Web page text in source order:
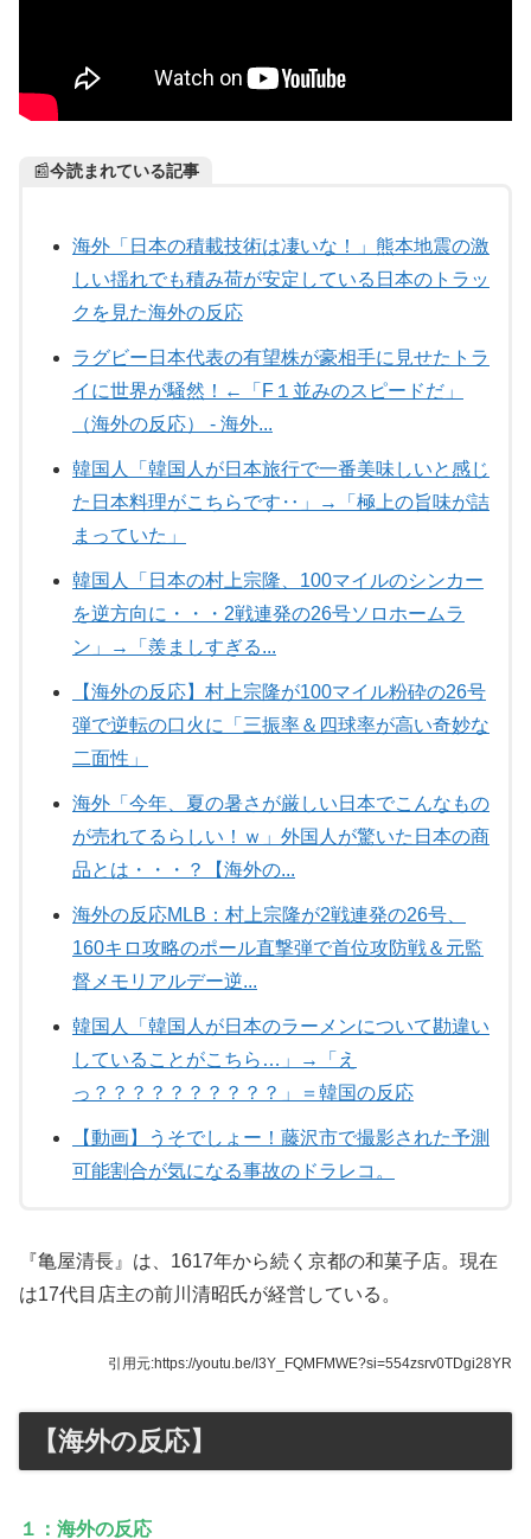
📰今読まれている記事
海外「日本の積載技術は凄いな！」熊本地震の激
しい揺れでも積み荷が安定している日本のトラッ
クを見た海外の反応
ラグビー日本代表の有望株が豪相手に見せたトラ
イに世界が騒然！←「F１並みのスピードだ」
（海外の反応） - 海外...
韓国人「韓国人が日本旅行で一番美味しいと感じ
た日本料理がこちらです‥」→「極上の旨味が詰
まっていた」
韓国人「日本の村上宗隆、100マイルのシンカー
を逆方向に・・・2戦連発の26号ソロホームラ
ン」→「羨ましすぎる...
【海外の反応】村上宗隆が100マイル粉砕の26号
弾で逆転の口火に「三振率＆四球率が高い奇妙な
二面性」
海外「今年、夏の暑さが厳しい日本でこんなもの
が売れてるらしい！ｗ」外国人が驚いた日本の商
品とは・・・？【海外の...
海外の反応MLB：村上宗隆が2戦連発の26号、
160キロ攻略のポール直撃弾で首位攻防戦＆元監
督メモリアルデー逆...
韓国人「韓国人が日本のラーメンについて勘違い
していることがこちら…」→「え
っ？？？？？？？？？？」＝韓国の反応
【動画】うそでしょー！藤沢市で撮影された予測
可能割合が気になる事故のドラレコ。
『亀屋清長』は、1617年から続く京都の和菓子店。現在
は17代目店主の前川清昭氏が経営している。
引用元:https://youtu.be/I3Y_FQMFMWE?si=554zsrv0TDgi28YR
【海外の反応】
１：海外の反応